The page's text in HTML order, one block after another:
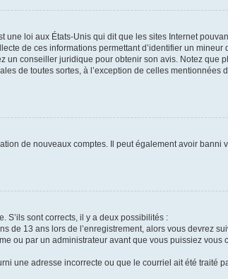
une loi aux États-Unis qui dit que les sites Internet
de ces informations permettant d’identifier un
un conseiller juridique pour obtenir son avis. Notez
de toutes sortes, à l’exception de celles
de nouveaux comptes. Il peut également avoir
S’ils sont corrects, il y a deux possibilités :
de 13 ans lors de l’enregistrement, alors vous devrez
ou par un administrateur avant que vous puissiez
une adresse incorrecte ou que le courriel ait été traité